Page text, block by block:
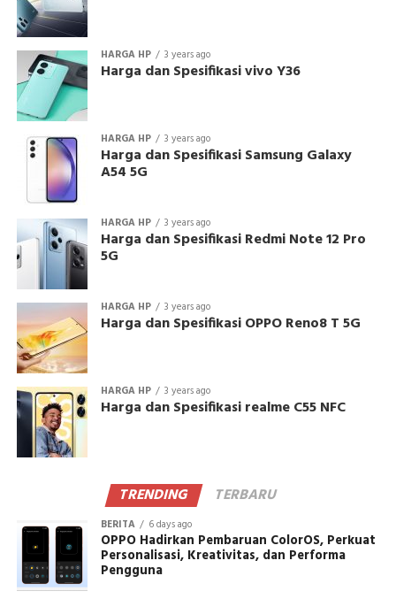
HARGA HP 3 years ago
Harga dan Spesifikasi vivo Y36
HARGA HP 3 years ago
Harga dan Spesifikasi Samsung Galaxy
A54 5G
HARGA HP 3 years ago
Harga dan Spesifikasi Redmi Note 12 Pro
5G
HARGA HP 3 years ago
Harga dan Spesifikasi OPPO Reno8 T 5G
HARGA HP 3 years ago
Harga dan Spesifikasi realme C55 NFC
TRENDING TERBARU
BERITA 6 days ago
OPPO Hadirkan Pembaruan ColorOS, Perkuat
Personalisasi, Kreativitas, dan Performa
Pengguna